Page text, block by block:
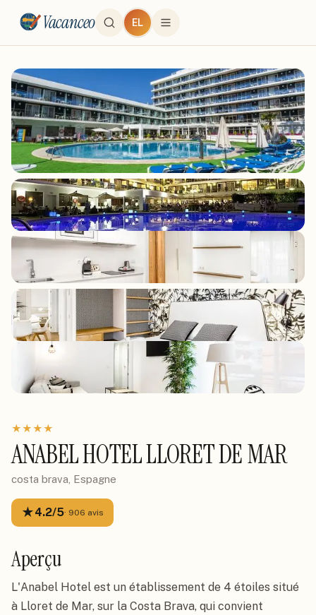
Vacanceo EL
★★★★
ANABEL HOTEL LLORET DE MAR
costa brava, Espagne
★4.2/5· 906 avis
Aperçu
L'Anabel Hotel est un établissement de 4 étoiles situé
à Lloret de Mar, sur la Costa Brava, qui convient